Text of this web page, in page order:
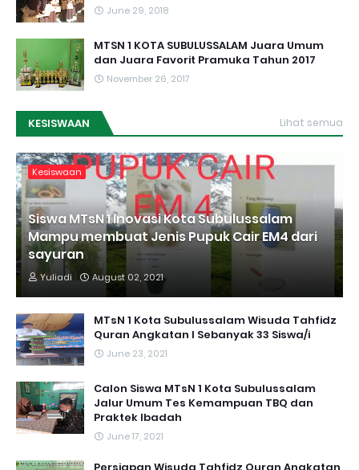
June 29, 2018
MTSN 1 KOTA SUBULUSSALAM Juara Umum
dan Juara Favorit Pramuka Tahun 2017
November 26, 2017
KESISWAAN Lihat semua
Kesiswaan
Siswa MTsN 1 Inovasi Kota Subulussalam
Mampu membuat Jenis Pupuk Cair EM4 dari
sayuran
Yuliadi August 02, 2021
MTsN 1 Kota Subulussalam Wisuda Tahfidz
Quran Angkatan I Sebanyak 33 Siswa/i
June 23, 2021
Calon Siswa MTsN 1 Kota Subulussalam
Jalur Umum Tes Kemampuan TBQ dan
Praktek Ibadah
June 17, 2021